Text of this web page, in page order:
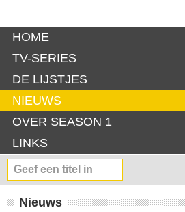
HOME
TV-SERIES
DE LIJSTJES
NIEUWS
OVER SEASON 1
LINKS
Nieuws